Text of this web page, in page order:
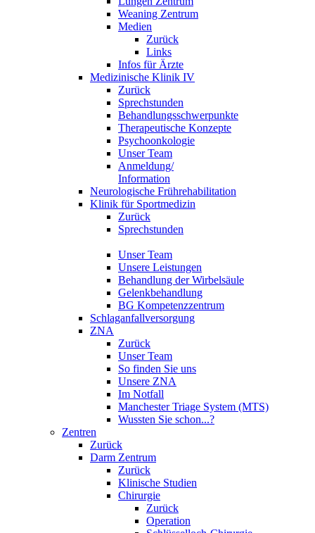
Weaning Zentrum
Medien
Zurück
Links
Infos für Ärzte
Medizinische Klinik IV
Zurück
Sprechstunden
Behandlungsschwerpunkte
Therapeutische Konzepte
Psychoonkologie
Unser Team
Anmeldung/
Information
Neurologische Frührehabilitation
Klinik für Sportmedizin
Zurück
Sprechstunden
Unser Team
Unsere Leistungen
Behandlung der Wirbelsäule
Gelenkbehandlung
BG Kompetenzzentrum
Schlaganfallversorgung
ZNA
Zurück
Unser Team
So finden Sie uns
Unsere ZNA
Im Notfall
Manchester Triage System (MTS)
Wussten Sie schon...?
Zentren
Zurück
Darm Zentrum
Zurück
Klinische Studien
Chirurgie
Zurück
Operation